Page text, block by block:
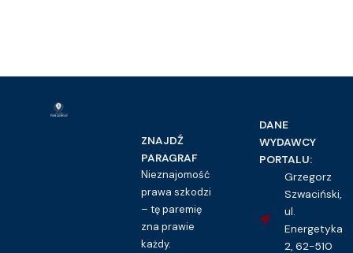
ZNAJDŹ
PARAGRAF
Nieznajomość
prawa szkodzi
– tę paremię
zna prawie
każdy.
DANE
WYDAWCY
PORTALU:
Grzegorz
Szwaciński,
ul.
Energetyka
2, 62-510